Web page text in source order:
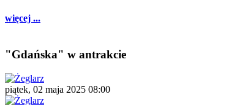
więcej ...
"Gdańska" w antrakcie
piątek, 02 maja 2025 08:00